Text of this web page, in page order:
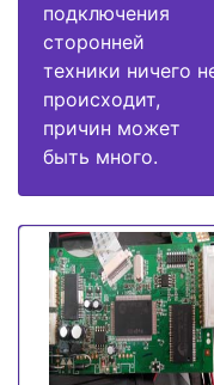
подключения
сторонней
техники ничего
происходит,
причин может
быть много.